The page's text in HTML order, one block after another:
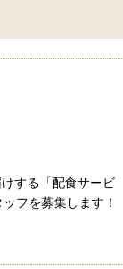
する「配食サービ
フを募集します！